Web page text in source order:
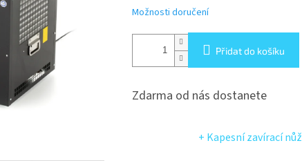
Možnosti doručení
Přidat do košíku
Zdarma od nás dostanete
+ Kapesní zavírací nůž